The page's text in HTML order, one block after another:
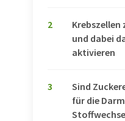
2
Krebszellen
und dabei
aktivieren
3
Sind
für die